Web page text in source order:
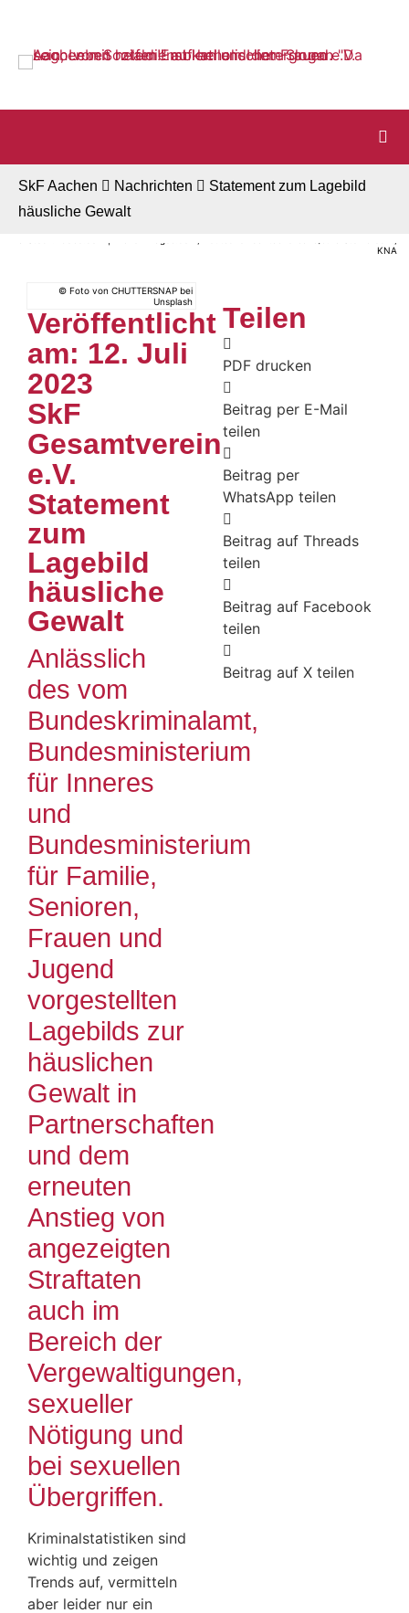
Startseite
Zum Inhalt
SkF Aachen Nachrichten
Statement zum Lagebild
häusliche Gewalt
KNA
© Foto von CHUTTERSNAP bei
Unsplash
Veröffentlicht
am: 12. Juli
2023
SkF
Gesamtverein
e.V.
Statement
zum
Lagebild
häusliche
Gewalt
Anlässlich
des vom
Bundeskriminalamt,
Bundesministerium
für Inneres
und
Bundesministerium
für Familie,
Senioren,
Frauen und
Jugend
vorgestellten
Lagebilds zur
häuslichen
Gewalt in
Partnerschaften
und dem
erneuten
Anstieg von
angezeigten
Straftaten
auch im
Bereich der
Vergewaltigungen,
sexueller
Nötigung und
bei sexuellen
Übergriffen.
Kriminalstatistiken sind
wichtig und zeigen
Trends auf, vermitteln
aber leider nur ein
Teilen
PDF drucken
Beitrag per E-Mail
teilen
Beitrag per
WhatsApp teilen
Beitrag auf Threads
teilen
Beitrag auf Facebook
teilen
Beitrag auf X teilen